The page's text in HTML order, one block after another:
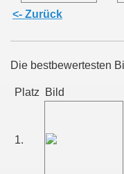
<- Zurück
Die bestbewertesten
Platz Bild
1.